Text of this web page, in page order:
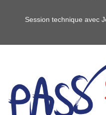
Session technique avec